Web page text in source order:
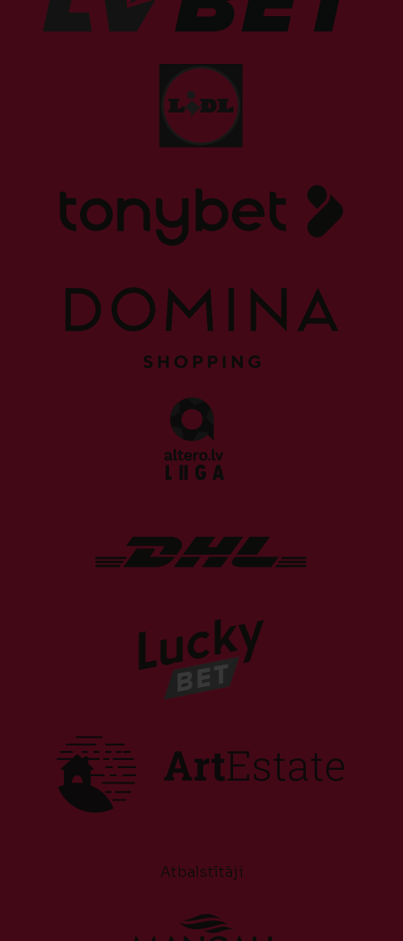
Atbalstītāji